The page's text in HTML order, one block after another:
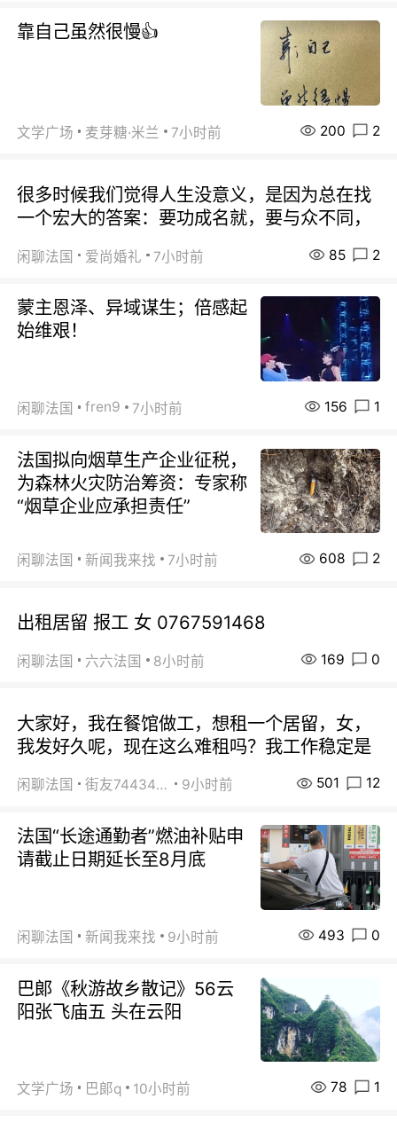
靠自己虽然很慢👍
文学广场 麦芽糖·米兰 7小时前 200 2
很多时候我们觉得人生没意义，是因为总在找
一个宏大的答案：要功成名就，要与众不同，
闲聊法国 爱尚婚礼 7小时前 85 2
蒙主恩泽、异域谋生；倍感起
始维艰！
闲聊法国 fren9 7小时前 156 1
法国拟向烟草生产企业征税，
为森林火灾防治筹资：专家称
“烟草企业应承担责任”
闲聊法国 新闻我来找 7小时前 608 2
出租居留 报工 女 0767591468
闲聊法国 六六法国 8小时前 169 0
大家好，我在餐馆做工，想租一个居留，女，
我发好久呢，现在这么难租吗？我工作稳定是
闲聊法国 街友74434350 9小时前 501 12
法国“长途通勤者”燃油补贴申
请截止日期延长至8月底
闲聊法国 新闻我来找 9小时前 493 0
巴郞《秋游故乡散记》56云
阳张飞庙五 头在云阳
文学广场 巴郞q 10小时前 78 1